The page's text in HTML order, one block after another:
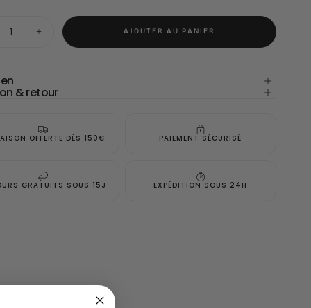
Augmenter
Cyrielle
-
AJOUTER AU PANIER
& retour
OFFERTE DÈS 150€ PAIEMENT SÉCURISÉ
GRATUITS SOUS 15J EXPÉDITION SOUS 24H